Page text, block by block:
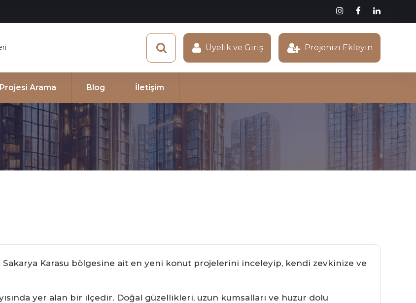
Üyelik ve Giriş Projenizi Ekleyin
Arama Blog İletişim
Karasu bölgesine ait en yeni konut projelerini inceleyip, kendi zevkinize ve
yer alan bir ilçedir. Doğal güzellikleri, uzun kumsalları ve huzur dolu